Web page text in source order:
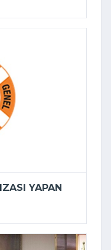
YAPAN